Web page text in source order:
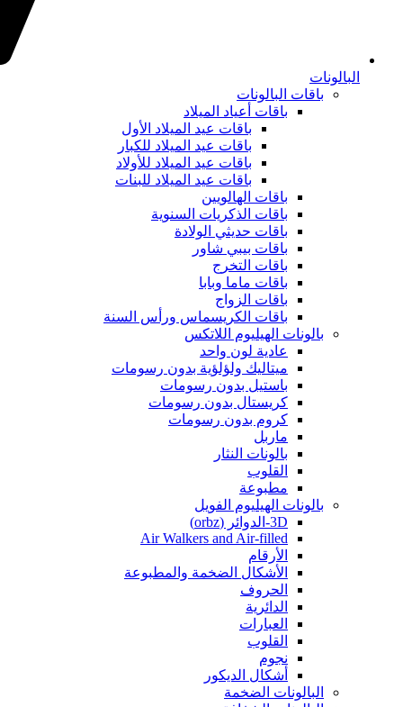
البالونات
باقات البالونات
باقات أعياد الميلاد
باقات عيد الميلاد الأول
باقات عيد الميلاد للكبار
باقات عيد الميلاد للأولاد
باقات عيد الميلاد للبنات
باقات الهالويين
باقات الذكريات السنوية
باقات حديثي الولادة
باقات بيبي شاور
باقات التخرج
باقات ماما وبابا
باقات الزواج
باقات الكريسماس ورأس السنة
بالونات الهيليوم اللاتكس
عادية لون واحد
ميتاليك ولؤلؤية بدون رسومات
باستيل بدون رسومات
كريستال بدون رسومات
كروم بدون رسومات
ماربل
بالونات النثار
القلوب
مطبوعة
بالونات الهيليوم الفويل
3D-الدوائر (orbz)
Air Walkers and Air-filled
الأرقام
الأشكال الضخمة والمطبوعة
الحروف
الدائرية
العبارات
القلوب
نجوم
أشكال الديكور
البالونات الضخمة